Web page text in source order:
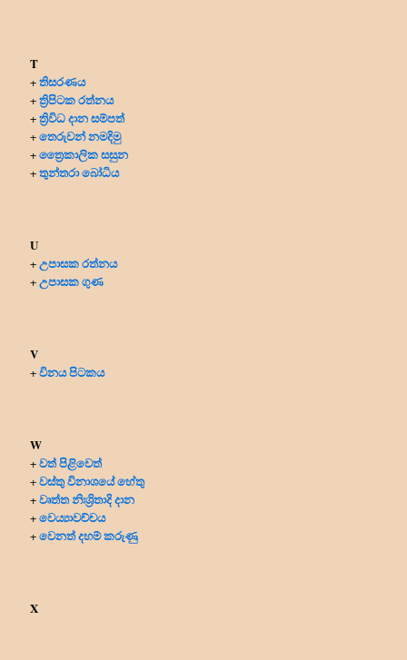
T
+තිසරණය
+ත්‍රිපිටක රත්නය
+ත්‍රිවිධ දාන සම්පත්
+තෙරුවන් නමදිමු
+ත්‍රෛකාලික සසුන
+තුන්තරා බෝධිය
U
+උපාසක රත්නය
+උපාසක ගුණ
V
+විනය පිටකය
W
+වත් පිළිවෙත්
+වස්තු විනාශයේ හේතු
+වෘත්ත නිඃශ්‍රිතාදි දාන
+වෙය්‍යාවච්චය
+වෙනත් දහම් කරුණු
X